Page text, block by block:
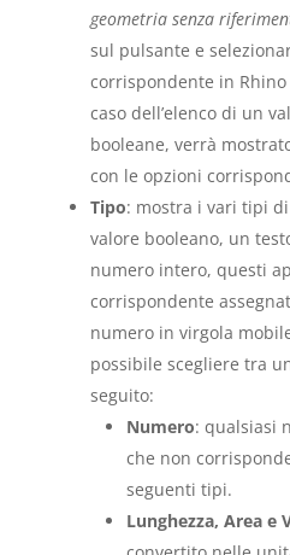
geometria senza
sul pulsante e
corrispondente in
caso dell’elenco di un
booleane, verrà
con le opzioni
Tipo: mostra i vari tipi
valore booleano, un
numero intero, questi
corrispondente
numero in virgola
possibile scegliere tra
seguito:
Numero: qualsiasi
che non
seguenti tipi.
Lunghezza, Area e